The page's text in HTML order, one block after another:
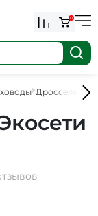
0
Дроссель-